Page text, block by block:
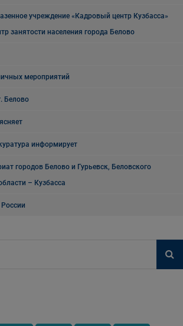
учреждение «Кадровый центр Кузбасса»
занятости населения города Белово
мероприятий
Белово
информирует
городов Белово и Гурьевск, Беловского
– Кузбасса